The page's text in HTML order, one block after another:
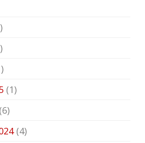
(1)
(6)
(4)